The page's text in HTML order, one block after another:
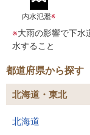
内水氾濫※
※大雨の影響で下水
水すること
都道府県から探す
北海道・東北
北海道